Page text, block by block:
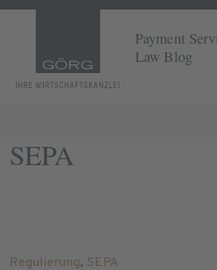
Payment
Law Blog
SEPA
Regulierung, SEPA